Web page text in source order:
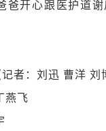
爸开心跟医护道
者： 刘迅 曹洋 刘
燕飞